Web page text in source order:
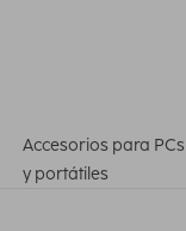
Accesorios para PCs
y portátiles